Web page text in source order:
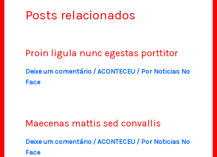
Posts relacionados
Proin ligula nunc egestas porttitor
Deixe um comentário /ACONTECEU/ Por Noticias No
Face
Maecenas mattis sed convallis
Deixe um comentário /ACONTECEU/ Por Noticias No
Face